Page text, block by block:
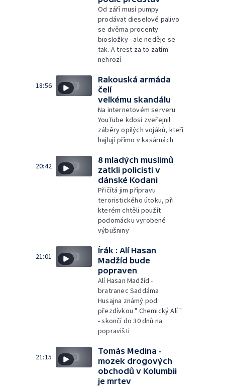
Od září musí pumpy
prodávat dieselové palivo
se dvěma procenty
biosložky - ale neděje se
tak. A trest za to zatím
nehrozí
18:56
Rakouská armáda
čelí
velkému skandálu
Na internetovém serveru
YouTube kdosi zveřejnil
záběry opilých vojáků, kteří
hajlují přímo v kasárnách
20:42
8 mladých muslimů
zatkli policisti v
dánské Kodani
Přičítá jim přípravu
teroristického útoku, při
kterém chtěli použít
podomácku vyrobené
výbušniny
21:01
Írák : Alí Hasan
Madžíd bude
popraven
Alí Hasan Madžíd -
bratranec Saddáma
Husajna známý pod
přezdívkou " Chemický Alí "
- skončí do 30 dnů na
popravišti
21:15
Tomás Medina -
mozek drogových
obchodů v Kolumbii
je mrtev